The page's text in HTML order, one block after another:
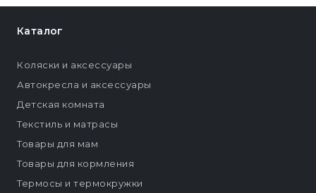
Каталог
Коляски и аксессуары
Автокресла и аксессуары
Детская комната
Текстиль и матрасы
Товары для мам
Товары для кормления
Термосы и термокружки